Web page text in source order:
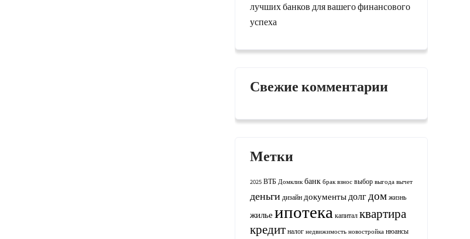
лучших банков для вашего финансового
успеха
Свежие комментарии
Метки
2025 ВТБ Домклик банк брак взнос выбор выгода вычет
деньги дизайндокументыдолгдомжизнь
жилье ипотекакапиталквартира
кредитналог недвижимость новостройка нюансы